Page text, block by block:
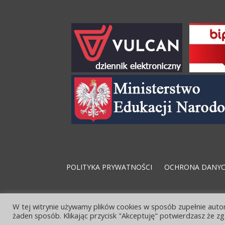
POLITYKA PRYWATNOŚCI OCHRONA
W tej witrynie używamy plików cookies w sposób zupełnie
żaden sposób. Klikając przycisk "Akceptuję" potwierdzasz że